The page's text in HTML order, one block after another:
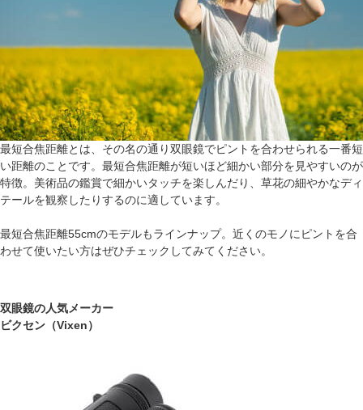
最短合焦距離とは、その名の通り双眼鏡でピントを合わせられる一番短
い距離のことです。最短合焦距離が短いほど細かい部分を見やすいのが
特徴。美術品の鑑賞で細かいタッチを楽しんだり、草花の細やかなディ
テールを観察したりするのに適しています。
最短合焦距離55cmのモデルもラインナップ。近くのモノにピントを合
わせて使いたい方はぜひチェックしてみてください。
双眼鏡の人気メーカー
ビクセン（Vixen）